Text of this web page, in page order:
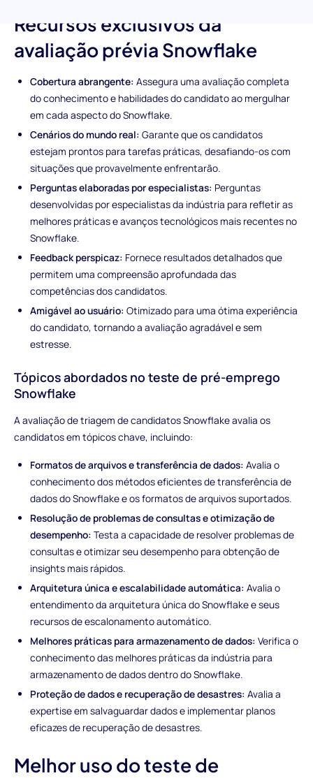
Recursos exclusivos da
avaliação prévia Snowflake
Cobertura abrangente: Assegura uma avaliação completa
do conhecimento e habilidades do candidato ao mergulhar
em cada aspecto do Snowflake.
Cenários do mundo real: Garante que os candidatos
estejam prontos para tarefas práticas, desafiando-os com
situações que provavelmente enfrentarão.
Perguntas elaboradas por especialistas: Perguntas
desenvolvidas por especialistas da indústria para refletir as
melhores práticas e avanços tecnológicos mais recentes no
Snowflake.
Feedback perspicaz: Fornece resultados detalhados que
permitem uma compreensão aprofundada das
competências dos candidatos.
Amigável ao usuário: Otimizado para uma ótima experiência
do candidato, tornando a avaliação agradável e sem
estresse.
Tópicos abordados no teste de pré-emprego
Snowflake
A avaliação de triagem de candidatos Snowflake avalia os
candidatos em tópicos chave, incluindo:
Formatos de arquivos e transferência de dados: Avalia o
conhecimento dos métodos eficientes de transferência de
dados do Snowflake e os formatos de arquivos suportados.
Resolução de problemas de consultas e otimização de
desempenho: Testa a capacidade de resolver problemas de
consultas e otimizar seu desempenho para obtenção de
insights mais rápidos.
Arquitetura única e escalabilidade automática: Avalia o
entendimento da arquitetura única do Snowflake e seus
recursos de escalonamento automático.
Melhores práticas para armazenamento de dados: Verifica o
conhecimento das melhores práticas da indústria para
armazenamento de dados dentro do Snowflake.
Proteção de dados e recuperação de desastres: Avalia a
expertise em salvaguardar dados e implementar planos
eficazes de recuperação de desastres.
Melhor uso do teste de